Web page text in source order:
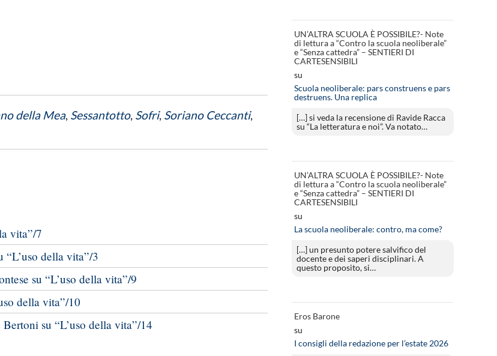
della Mea, Sessantotto, Sofri, Soriano Ceccanti,
vita”/7
della vita”/3
su “L’uso della vita”/9
della vita”/10
su “L’uso della vita”/14
UN’ALTRA SCUOLA È POSSIBILE?- Note
di lettura a “Contro la scuola neoliberale”
e “Senza cattedra” – SENTIERI DI
CARTESENSIBILI
su
Scuola neoliberale: pars construens e pars
destruens. Una replica
[…] si veda la recensione di Ravide Racca
su “La letteratura e noi”. Va notato…
UN’ALTRA SCUOLA È POSSIBILE?- Note
di lettura a “Contro la scuola neoliberale”
e “Senza cattedra” – SENTIERI DI
CARTESENSIBILI
su
La scuola neoliberale: contro, ma come?
[…] un presunto potere salvifico del
docente e dei saperi disciplinari. A
questo proposito, si…
Eros Barone
su
I consigli della redazione per l’estate 2026